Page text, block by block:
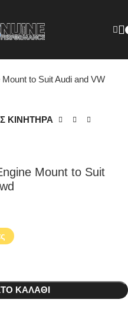
ΚΙΝΗΤΗΡΑ
Mount to Suit
ΚΑΛΆΘΙ